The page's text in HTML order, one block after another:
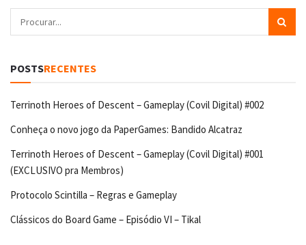
POSTSRECENTES
Terrinoth Heroes of Descent – Gameplay (Covil Digital) #002
Conheça o novo jogo da PaperGames: Bandido Alcatraz
Terrinoth Heroes of Descent – Gameplay (Covil Digital) #001
(EXCLUSIVO pra Membros)
Protocolo Scintilla – Regras e Gameplay
Clássicos do Board Game – Episódio VI – Tikal